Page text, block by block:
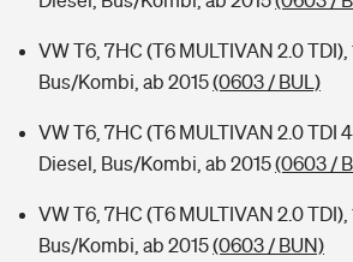
VW T6, 7HC (T6 MULTIVAN 2.0 TDI),
Bus/Kombi, ab 2015(0603 / BUL)
VW T6, 7HC (T6 MULTIVAN 2.0 TDI
Diesel, Bus/Kombi, ab 2015(0603 /
VW T6, 7HC (T6 MULTIVAN 2.0 TDI),
Bus/Kombi, ab 2015(0603 / BUN)